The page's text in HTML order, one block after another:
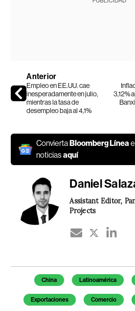
Anterior
Empleo en EE.UU. cae
inesperadamente en julio,
mientras la tasa de
desempleo baja al 4,1%
3,12%
ConviertaBloomberg Línea
noticiasaquí
Daniel
Assistant Editor,
Projects
Temas de este artículo
China Latinoamérica
Exportaciones Comercio